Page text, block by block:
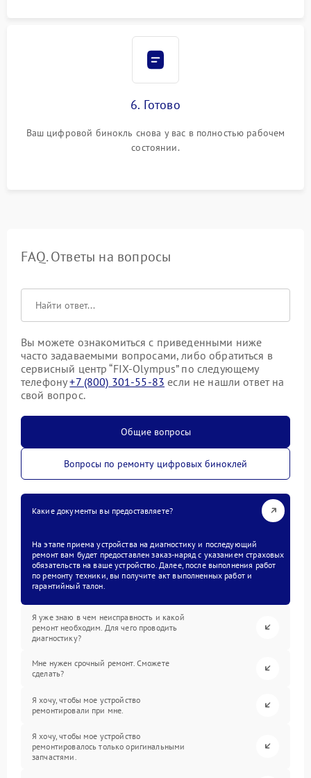
6. Готово
Ваш цифровой бинокль снова у вас в полностью рабочем
состоянии.
FAQ. Ответы на вопросы
Вы можете ознакомиться с приведенными ниже
часто задаваемыми вопросами, либо обратиться в
сервисный центр “FIX-Olympus” по следующему
телефону+7 (800) 301-55-83 если не нашли ответ на
свой вопрос.
Общие вопросы
Вопросы по ремонту цифровых биноклей
Какие документы вы предоставляете?
На этапе приема устройства на диагностику и последующий
ремонт вам будет предоставлен заказ-наряд с указанием страховых
обязательств на ваше устройство. Далее, после выполнения работ
по ремонту техники, вы получите акт выполненных работ и
гарантийный талон.
Я уже знаю в чем неисправность и какой
ремонт необходим. Для чего проводить
диагностику?
Мне нужен срочный ремонт. Сможете
сделать?
Я хочу, чтобы мое устройство
ремонтировали при мне.
Я хочу, чтобы мое устройство
ремонтировалось только оригинальными
запчастями.